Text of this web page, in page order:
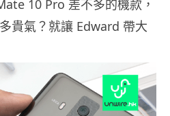
10 Pro 差不多的機款，
貴氣？就讓 Edward 帶大